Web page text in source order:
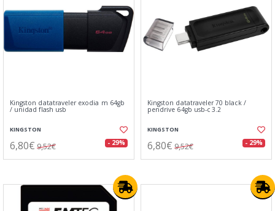
Kingston datatraveler exodia m 64gb
/ unidad flash usb
KINGSTON
6,80€ 9,52€ - 29%
Kingston datatraveler 70 black /
pendrive 64gb usb-c 3.2
KINGSTON
6,80€ 9,52€ - 29%